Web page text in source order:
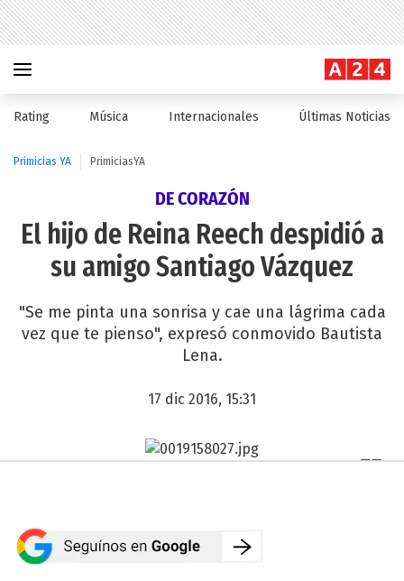
Rating Música Internacionales Últimas Noticias
Primicias YA PrimiciasYA
DE CORAZÓN
El hijo de Reina Reech despidió a
su amigo Santiago Vázquez
"Se me pinta una sonrisa y cae una lágrima cada
vez que te pienso", expresó conmovido Bautista
Lena.
17 dic 2016, 15:31